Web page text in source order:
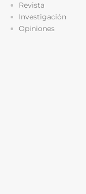
Revista
Investigación
Opiniones